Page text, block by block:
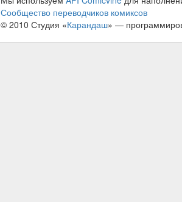
Сообщество переводчиков комиксов
© 2010 Студия «Карандаш» —